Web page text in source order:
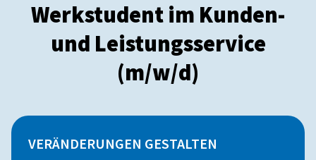
Werkstudent im Kunden-
und Leistungsservice
(m/w/d)
VERÄNDERUNGEN GESTALTEN